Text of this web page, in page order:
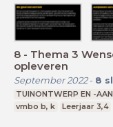
8 - Thema 3
opleveren
September 2022- 8
TUINONTWERP EN -
vmbo b, k
Leerjaar 3,4